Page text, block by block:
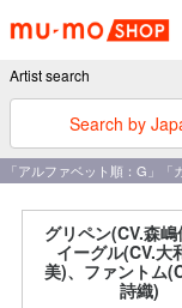
Artist search
Search by
「アルファベット順：G」「
グリペン(CV.森嶋
イーグル(CV.大
美)、ファントム
詩織)